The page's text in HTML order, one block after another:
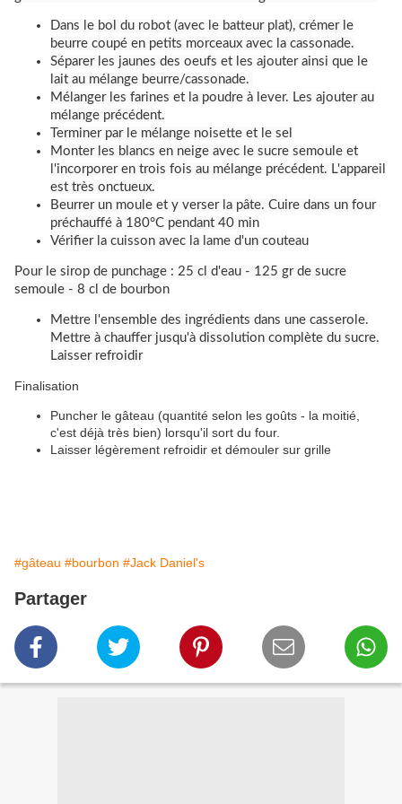
Dans le bol du robot (avec le batteur plat), crémer le
beurre coupé en petits morceaux avec la cassonade.
Séparer les jaunes des oeufs et les ajouter ainsi que le
lait au mélange beurre/cassonade.
Mélanger les farines et la poudre à lever. Les ajouter au
mélange précédent.
Terminer par le mélange noisette et le sel
Monter les blancs en neige avec le sucre semoule et
l'incorporer en trois fois au mélange précédent. L'appareil
est très onctueux.
Beurrer un moule et y verser la pâte. Cuire dans un four
préchauffé à 180°C pendant 40 min
Vérifier la cuisson avec la lame d'un couteau
Pour le sirop de punchage : 25 cl d'eau - 125 gr de sucre
semoule - 8 cl de bourbon
Mettre l'ensemble des ingrédients dans une casserole.
Mettre à chauffer jusqu'à dissolution complète du sucre.
Laisser refroidir
Finalisation
Puncher le gâteau (quantité selon les goûts - la moitié,
c'est déjà très bien) lorsqu'il sort du four.
Laisser légèrement refroidir et démouler sur grille
#gâteau #bourbon #Jack Daniel's
Partager